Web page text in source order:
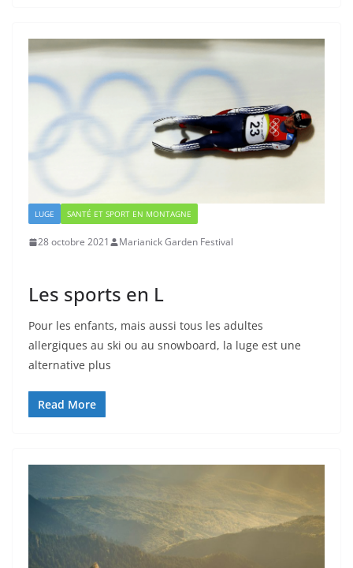
LUGE SANTÉ ET SPORT EN MONTAGNE
28 octobre 2021 Marianick Garden Festival
Les sports en L
Pour les enfants, mais aussi tous les adultes
allergiques au ski ou au snowboard, la luge est une
alternative plus
Read More